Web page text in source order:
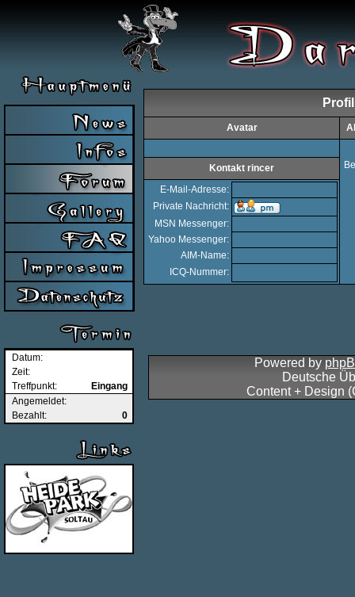
Datum:
Zeit:
Treffpunkt:
Eingang
Angemeldet:
Bezahlt:
0
Avatar
Kontakt rincer
E-Mail-Adresse:
Private Nachricht:
MSN Messenger:
Yahoo Messenger:
AIM-Name:
ICQ-Nummer:
Powered by
Deutsche
Content + Design